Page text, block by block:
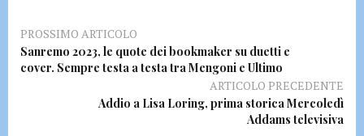
PROSSIMO ARTICOLO
Sanremo 2023, le quote dei bookmaker su duetti e
cover. Sempre testa a testa tra Mengoni e Ultimo
ARTICOLO PRECEDENTE
Addio a Lisa Loring, prima storica Mercoledì
Addams televisiva